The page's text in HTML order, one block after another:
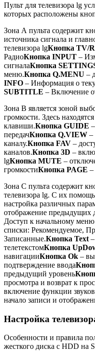
Пульт для телевизора lg
которых расположены
Зона А пульта содержит
источника сигнала и
телевизора lgКнопка TV/
РадиоКнопка INPUT –
сигналаКнопка
меню.Кнопка Q.MENU –
INFO – Информация о
SUBTITLE – Включение
Зона B является зоной
громкости. Здесь
клавиши.Кнопка GUIDE
передачКнопка Q.VIEW –
каналу.Кнопка FAV –
каналов.Кнопка 3D –
lgКнопка MUTE –
громкостиКнопка PAGE –
Зона C пульта содержит
телевизора lg. С их
настройка различных
отображение предыдущих
Доступ к начальному
списки: Рекомендуемое,
Записанные.Кнопка Text
телетекстомКнопка
навигацииКнопка Ok –
подтверждение ввода
предыдущий уровень
просмотра и возврат к
включение функции
начало записи и
Настройка
Особенности и правила
жесткого диска с HDD на